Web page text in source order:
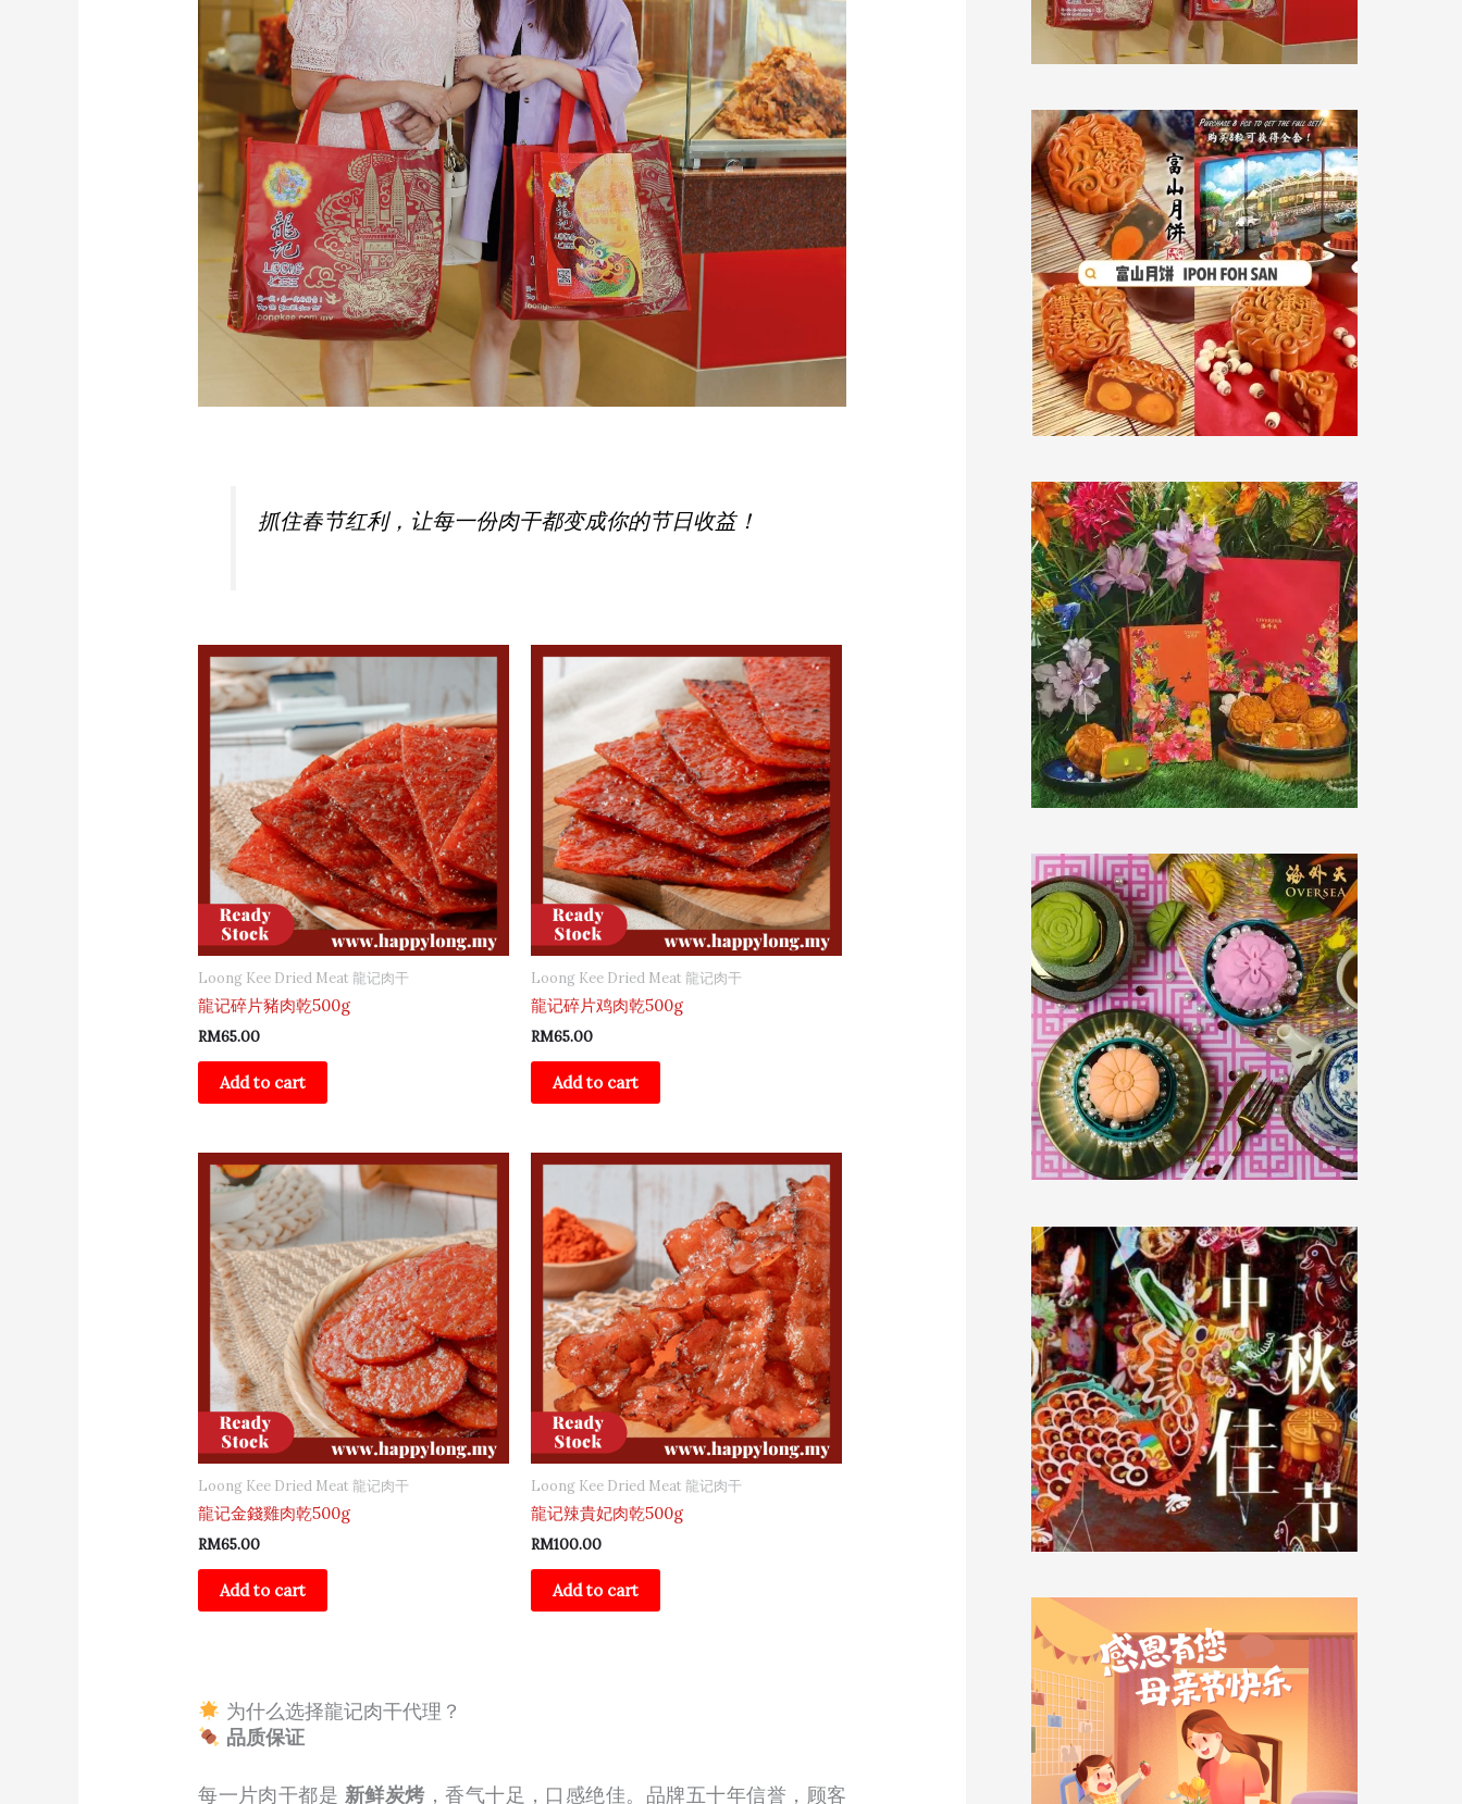
抓住春节红利，让每一份肉干都变成你的节日收益！
Loong Kee Dried Meat 龍记肉干
龍记碎片豬肉乾500g
RM65.00
Add to cart
Loong Kee Dried Meat 龍记肉干
龍记碎片鸡肉乾500g
RM65.00
Add to cart
Loong Kee Dried Meat 龍记肉干
龍记金錢雞肉乾500g
RM65.00
Add to cart
Loong Kee Dried Meat 龍记肉干
龍记辣貴妃肉乾500g
RM100.00
Add to cart
为什么选择龍记肉干代理？
品质保证
每一片肉干都是 新鲜炭烤，香气十足，口感绝佳。品牌五十年信誉，顾客